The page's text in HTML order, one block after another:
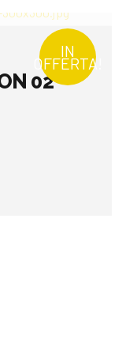
IN
OFFERTA!
02